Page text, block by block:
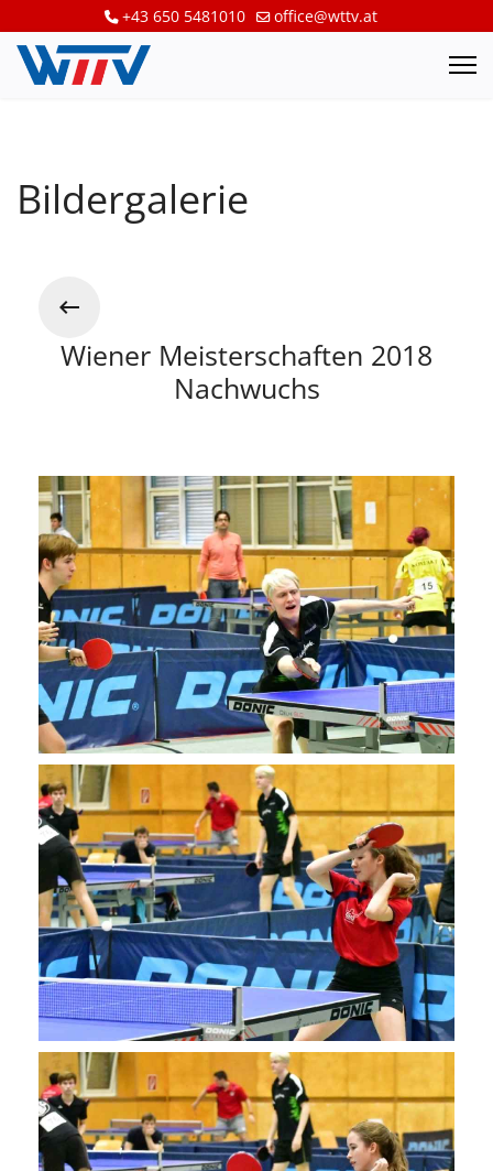
+43 650 5481010 office@wttv.at
Bildergalerie
Wiener Meisterschaften 2018
Nachwuchs